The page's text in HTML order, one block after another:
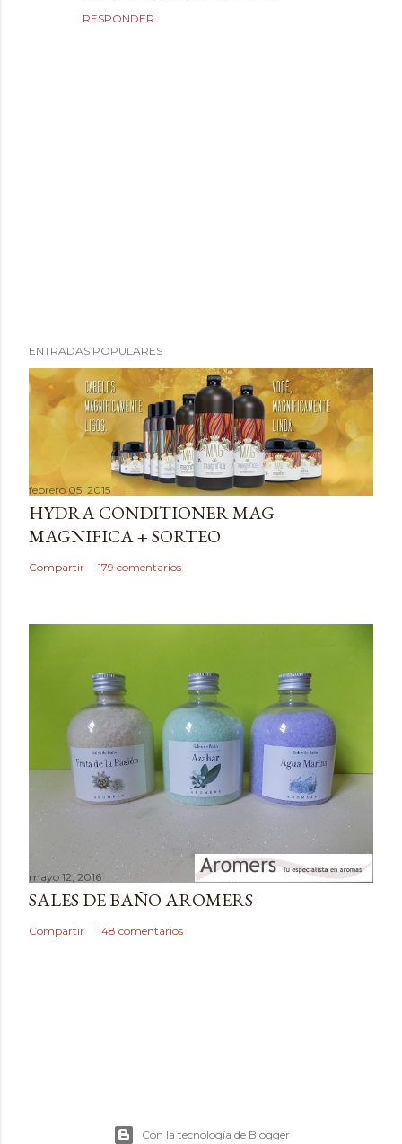
RESPONDER
u
b
a
r
u
n
c
o
ENTRADAS POPULARES
febrero 05, 2015
HYDRA CONDITIONER MAG
MAGNIFICA + SORTEO
Compartir 179 comentarios
mayo 12, 2016
SALES DE BAÑO AROMERS
Compartir 148 comentarios
Con la tecnología de Blogger